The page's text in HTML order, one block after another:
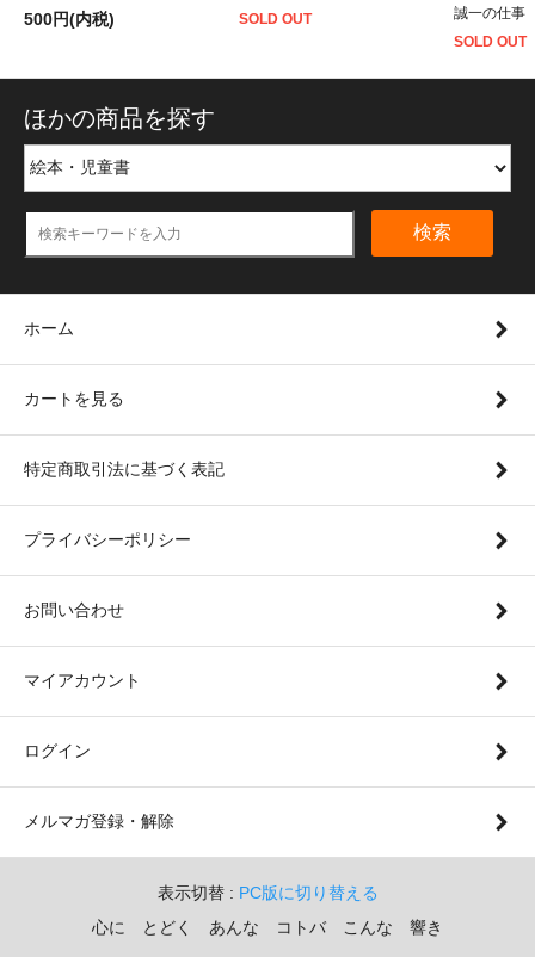
500円(内税)
SOLD OUT
誠一の仕事
SOLD OUT
ほかの商品を探す
検索
ホーム
カートを見る
特定商取引法に基づく表記
プライバシーポリシー
お問い合わせ
マイアカウント
ログイン
メルマガ登録・解除
表示切替 : PC版に切り替える
心に とどく あんな コトバ こんな 響き